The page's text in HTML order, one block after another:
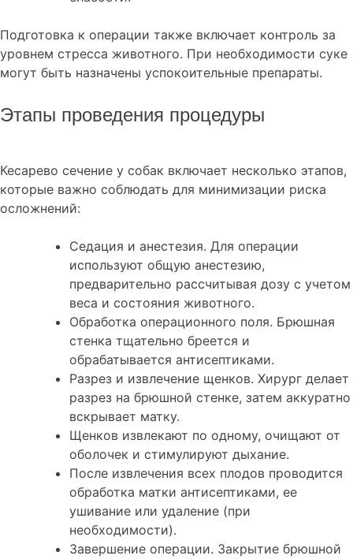
Подготовка к операции также включает контроль за
уровнем стресса животного. При необходимости суке
могут быть назначены успокоительные препараты.
Этапы проведения процедуры
Кесарево сечение у собак включает несколько этапов,
которые важно соблюдать для минимизации риска
осложнений:
Седация и анестезия. Для операции
используют общую анестезию,
предварительно рассчитывая дозу с учетом
веса и состояния животного.
Обработка операционного поля. Брюшная
стенка тщательно бреется и
обрабатывается антисептиками.
Разрез и извлечение щенков. Хирург делает
разрез на брюшной стенке, затем аккуратно
вскрывает матку.
Щенков извлекают по одному, очищают от
оболочек и стимулируют дыхание.
После извлечения всех плодов проводится
обработка матки антисептиками, ее
ушивание или удаление (при
необходимости).
Завершение операции. Закрытие брюшной